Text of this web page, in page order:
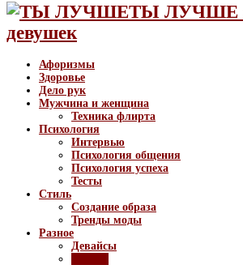
ТЫ ЛУЧШЕ
девушек
Афоризмы
Здоровье
Дело рук
Мужчина и женщина
Техника флирта
Психология
Интервью
Психология общения
Психология успеха
Тесты
Стиль
Создание образа
Тренды моды
Разное
Девайсы